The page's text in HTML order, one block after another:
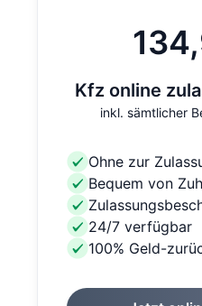
Kfz online
inkl. sämtlicher
Ohne zur
Bequem von
24/7 verfügbar
100% Geld-